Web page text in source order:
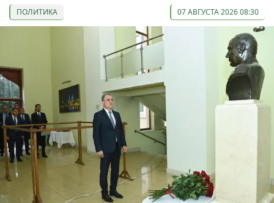
ПОЛИТИКА 07 АВГУСТА 2026 08:30